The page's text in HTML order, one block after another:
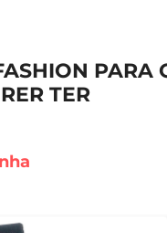
PARA
TER